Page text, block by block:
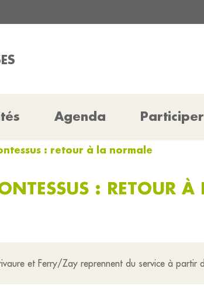
Agenda Participer
: retour à la normale
: RETOUR
et Ferry/Zay reprennent du service à partir